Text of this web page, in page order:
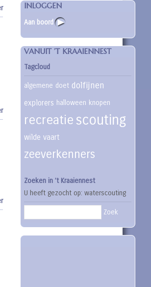
INLOGGEN
Aan boord
VANUIT ’T KRAAIENNEST
Tagcloud
algemene doet dolfijnen
explorers halloween knopen
recreatie scouting
wilde vaart
zeeverkenners
Zoeken in ’t Kraaiennest
U heeft gezocht op: waterscouting
Zoek